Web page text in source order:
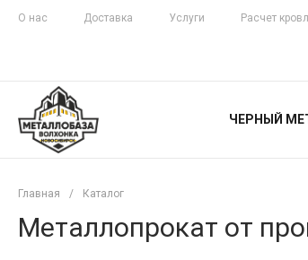
О нас Доставка Услуги Расчет
ЧЕРНЫЙ
Главная / Каталог
Металлопрокат от